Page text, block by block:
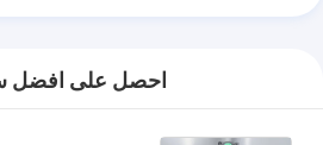
احصل على افضل